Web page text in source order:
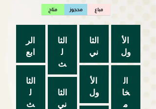
متاح محجوز مباع
الأ
ول
ال
خا
م
الثا
ني
الأ
ول
الثا
ل
ث
الثا
ني
الر
ابع
الثا
ل
ث